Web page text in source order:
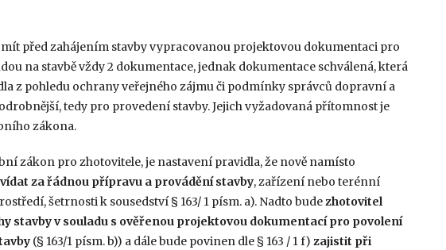
před zahájením stavby vypracovanou projektovou dokumentaci pro
na stavbě vždy 2 dokumentace, jednak dokumentace schválená, která
z pohledu ochrany veřejného zájmu či podmínky správců dopravní a
tedy pro provedení stavby. Jejich vyžadovaná přítomnost je
zákona.
zákon pro zhotovitele, je nastavení pravidla, že nově namísto
za řádnou přípravu a provádění stavby, zařízení nebo terénní
šetrnosti k sousedství § 163/ 1 písm. a). Nadto budezhotovitel
stavby v souladu s ověřenou projektovou dokumentací pro povolení
(§ 163/1 písm. b)) a dále bude povinen dle § 163 / 1 f) zajistit při